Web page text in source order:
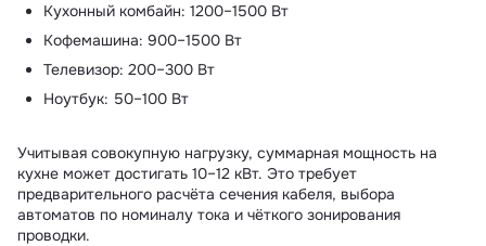
Кухонный комбайн: 1200–1500 Вт
Кофемашина: 900–1500 Вт
Телевизор: 200–300 Вт
Ноутбук: 50–100 Вт
Учитывая совокупную нагрузку, суммарная мощность на
кухне может достигать 10–12 кВт. Это требует
предварительного расчёта сечения кабеля, выбора
автоматов по номиналу тока и чёткого зонирования
проводки.